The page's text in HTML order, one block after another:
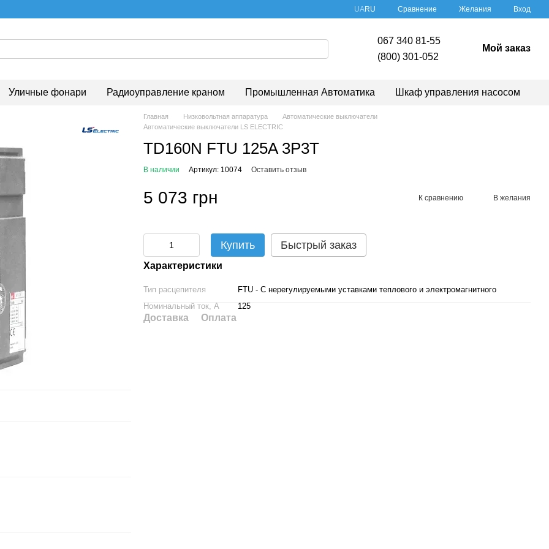
UARU Сравнение Желания Вход
067 340 81-55
(800) 301-052
Мой заказ
Уличные фонари Радиоуправление краном Промышленная Автоматика Шкаф управления насосом
Главная Низковольтная аппаратура
Автоматические выключатели
Автоматические выключатели LS ELECTRIC
TD160N FTU 125A 3P3T
В наличии Артикул: 10074 Оставить отзыв
5 073 грн К сравнению В желания
Купить Быстрый заказ
Характеристики
Тип расцепителя
FTU - С нерегулируемыми уставками теплового и электромагнитного
Номинальный ток, А
125
Доставка Оплата